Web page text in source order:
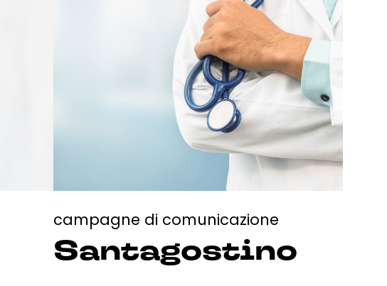
campagne di comunicazione
Santagostino